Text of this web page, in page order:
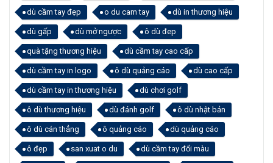
dù cầm tay đẹp o du cam tay dù in thương hiệu
dù gấp dù mở ngược ô dù đep
quà tặng thương hiệu dù cầm tay cao cấp
dù cầm tay in logo ô dù quảng cáo dù cao cấp
dù cầm tay in thương hiệu dù chơi golf
ô dù thương hiệu dù đánh golf ô dù nhật bản
ô dù cán thẳng ô quảng cáo dù quảng cáo
ô đẹp san xuat o du dù cầm tay đổi màu